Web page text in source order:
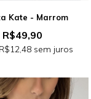
Kate - Marrom
R$49,90
R$12,48sem juros